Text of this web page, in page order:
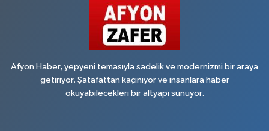
Afyon Haber, yepyeni temasıyla sadelik ve modernizmi bir araya
getiriyor. Şatafattan kaçınıyor ve insanlara haber
okuyabilecekleri bir altyapı sunuyor.